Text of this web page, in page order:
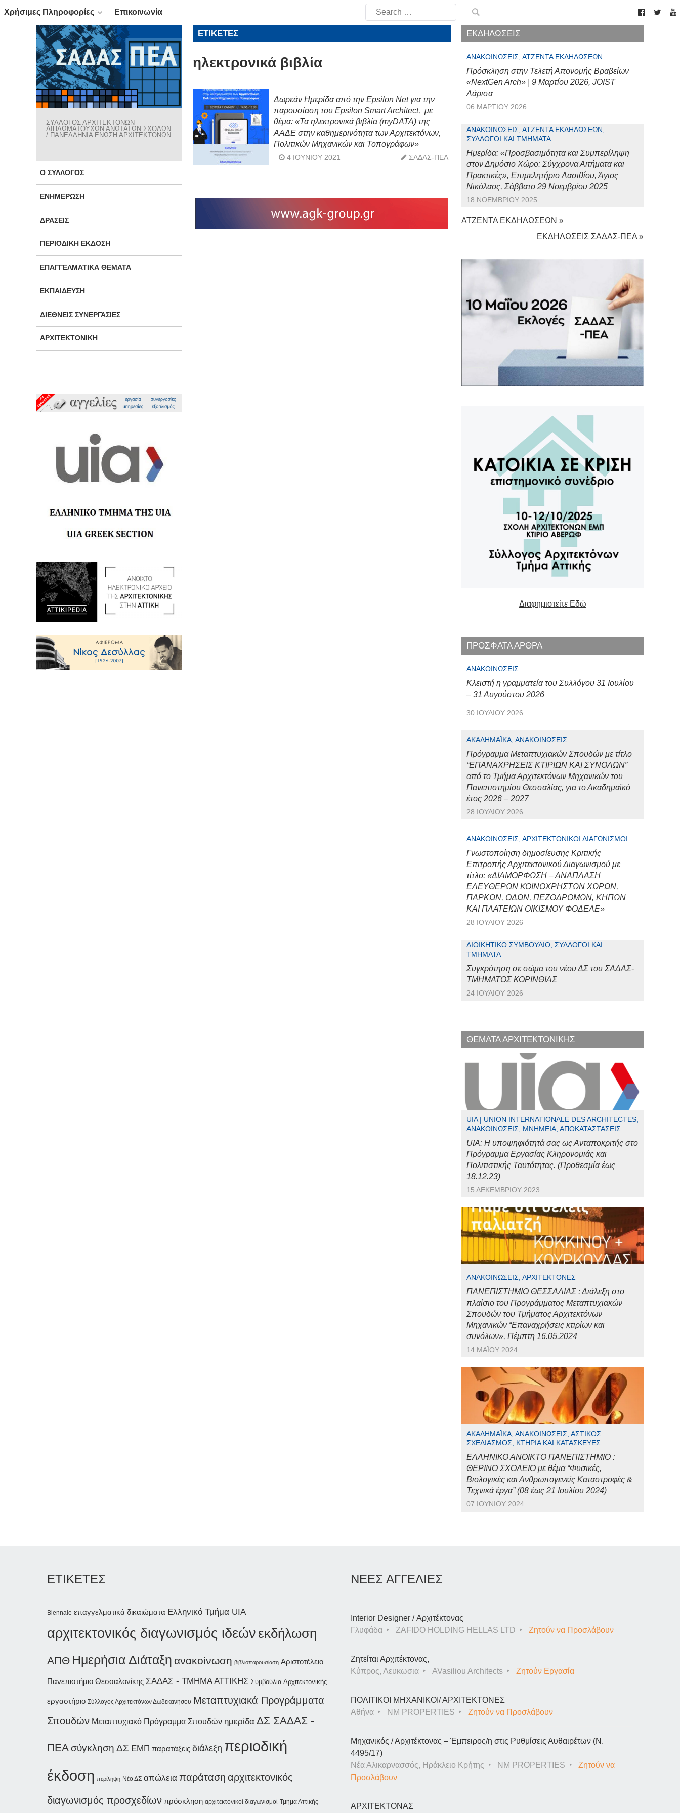
Χρήσιμες Πληροφορίες Επικοινωνία
Search
for:
ΣΥΛΛΟΓΟΣ ΑΡΧΙΤΕΚΤΟΝΩΝ
ΔΙΠΛΩΜΑΤΟΥΧΩΝ ΑΝΩΤΑΤΩΝ ΣΧΟΛΩΝ
/ ΠΑΝΕΛΛΗΝΙΑ ΕΝΩΣΗ ΑΡΧΙΤΕΚΤΟΝΩΝ
Ο ΣΎΛΛΟΓΟΣ
ΕΝΗΜΈΡΩΣΗ
ΔΡΆΣΕΙΣ
ΠΕΡΙΟΔΙΚΉ ΈΚΔΟΣΗ
ΕΠΑΓΓΕΛΜΑΤΙΚΆ ΘΈΜΑΤΑ
ΕΚΠΑΊΔΕΥΣΗ
ΔΙΕΘΝΕΊΣ ΣΥΝΕΡΓΑΣΊΕΣ
ΑΡΧΙΤΕΚΤΟΝΙΚΉ
ΕΤΙΚΈΤΕΣ
ηλεκτρονικά βιβλία
Δωρεάν Ημερίδα από την Epsilon Net για την
παρουσίαση του Epsilon Smart Architect, με
θέμα: «Τα ηλεκτρονικά βιβλία (myDATA) της
ΑΑΔΕ στην καθημερινότητα των Αρχιτεκτόνων,
Πολιτικών Μηχανικών και Τοπογράφων»
4 ΙΟΥΝΊΟΥ 2021 ΣΑΔΑΣ-ΠΕΑ
ΕΚΔΗΛΩΣΕΙΣ
ΑΝΑΚΟΙΝΏΣΕΙΣ, ΑΤΖΈΝΤΑ ΕΚΔΗΛΏΣΕΩΝ
Πρόσκληση στην Τελετή Απονομής Βραβείων
«NextGen Arch» | 9 Μαρτίου 2026, JOIST
Λάρισα
06 ΜΑΡΤΊΟΥ 2026
ΑΝΑΚΟΙΝΏΣΕΙΣ, ΑΤΖΈΝΤΑ ΕΚΔΗΛΏΣΕΩΝ,
ΣΎΛΛΟΓΟΙ ΚΑΙ ΤΜΉΜΑΤΑ
Ημερίδα: «Προσβασιμότητα και Συμπερίληψη
στον Δημόσιο Χώρο: Σύγχρονα Αιτήματα και
Πρακτικές», Επιμελητήριο Λασιθίου, Άγιος
Νικόλαος, Σάββατο 29 Νοεμβρίου 2025
18 ΝΟΕΜΒΡΊΟΥ 2025
ΑΤΖΕΝΤΑ ΕΚΔΗΛΩΣΕΩΝ »
ΕΚΔΗΛΩΣΕΙΣ ΣΑΔΑΣ-ΠΕΑ »
Διαφημιστείτε Εδώ
ΠΡΟΣΦΑΤΑ ΑΡΘΡΑ
ΑΝΑΚΟΙΝΏΣΕΙΣ
Κλειστή η γραμματεία του Συλλόγου 31 Ιουλίου
– 31 Αυγούστου 2026
30 ΙΟΥΛΊΟΥ 2026
ΑΚΑΔΗΜΑΪΚΆ, ΑΝΑΚΟΙΝΏΣΕΙΣ
Πρόγραμμα Μεταπτυχιακών Σπουδών με τίτλο
“ΕΠΑΝΑΧΡΗΣΕΙΣ ΚΤΙΡΙΩΝ ΚΑΙ ΣΥΝΟΛΩΝ”
από το Τμήμα Αρχιτεκτόνων Μηχανικών του
Πανεπιστημίου Θεσσαλίας, για το Ακαδημαϊκό
έτος 2026 – 2027
28 ΙΟΥΛΊΟΥ 2026
ΑΝΑΚΟΙΝΏΣΕΙΣ, ΑΡΧΙΤΕΚΤΟΝΙΚΟΊ ΔΙΑΓΩΝΙΣΜΟΊ
Γνωστοποίηση δημοσίευσης Κριτικής
Επιτροπής Αρχιτεκτονικού Διαγωνισμού με
τίτλο: «ΔΙΑΜΟΡΦΩΣΗ – ΑΝΑΠΛΑΣΗ
ΕΛΕΥΘΕΡΩΝ ΚΟΙΝΟΧΡΗΣΤΩΝ ΧΩΡΩΝ,
ΠΑΡΚΩΝ, ΟΔΩΝ, ΠΕΖΟΔΡΟΜΩΝ, ΚΗΠΩΝ
ΚΑΙ ΠΛΑΤΕΙΩΝ ΟΙΚΙΣΜΟΥ ΦΟΔΕΛΕ»
28 ΙΟΥΛΊΟΥ 2026
ΔΙΟΙΚΗΤΙΚΌ ΣΥΜΒΟΎΛΙΟ, ΣΎΛΛΟΓΟΙ ΚΑΙ
ΤΜΉΜΑΤΑ
Συγκρότηση σε σώμα του νέου ΔΣ του ΣΑΔΑΣ-
ΤΜΗΜΑΤΟΣ ΚΟΡΙΝΘΙΑΣ
24 ΙΟΥΛΊΟΥ 2026
ΘΕΜΑΤΑ ΑΡΧΙΤΕΚΤΟΝΙΚΗΣ
UIA | UNION INTERNATIONALE DES ARCHITECTES,
ΑΝΑΚΟΙΝΏΣΕΙΣ, ΜΝΗΜΕΊΑ, ΑΠΟΚΑΤΑΣΤΆΣΕΙΣ
UIA: Η υποψηφιότητά σας ως Ανταποκριτής στο
Πρόγραμμα Εργασίας Κληρονομιάς και
Πολιτιστικής Ταυτότητας. (Προθεσμία έως
18.12.23)
15 ΔΕΚΕΜΒΡΊΟΥ 2023
ΑΝΑΚΟΙΝΏΣΕΙΣ, ΑΡΧΙΤΈΚΤΟΝΕΣ
ΠΑΝΕΠΙΣΤΗΜΙΟ ΘΕΣΣΑΛΙΑΣ : Διάλεξη στο
πλαίσιο του Προγράμματος Μεταπτυχιακών
Σπουδών του Τμήματος Αρχιτεκτόνων
Μηχανικών “Επαναχρήσεις κτιρίων και
συνόλων», Πέμπτη 16.05.2024
14 ΜΑΪ́ΟΥ 2024
ΑΚΑΔΗΜΑΪΚΆ, ΑΝΑΚΟΙΝΏΣΕΙΣ, ΑΣΤΙΚΌΣ
ΣΧΕΔΙΑΣΜΌΣ, ΚΤΉΡΙΑ ΚΑΙ ΚΑΤΑΣΚΕΥΈΣ
ΕΛΛΗΝΙΚΟ ΑΝΟΙΚΤΟ ΠΑΝΕΠΙΣΤΗΜΙΟ :
ΘΕΡΙΝΟ ΣΧΟΛΕΙΟ με θέμα “Φυσικές,
Βιολογικές και Ανθρωπογενείς Καταστροφές &
Τεχνικά έργα” (08 έως 21 Ιουλίου 2024)
07 ΙΟΥΝΊΟΥ 2024
ΕΤΙΚΕΤΕΣ
Biennale επαγγελματικά δικαιώματα Ελληνικό Τμήμα UIA
αρχιτεκτονικός διαγωνισμός ιδεών εκδήλωση
ΑΠΘ Ημερήσια Διάταξη ανακοίνωση βιβλιοπαρουσίαση Αριστοτέλειο
Πανεπιστήμιο Θεσσαλονίκης ΣΑΔΑΣ - ΤΜΗΜΑ ΑΤΤΙΚΗΣ Συμβούλια Αρχιτεκτονικής
εργαστήριο Σύλλογος Αρχιτεκτόνων Δωδεκανήσου Μεταπτυχιακά Προγράμματα
Σπουδών Μεταπτυχιακό Πρόγραμμα Σπουδών ημερίδα ΔΣ ΣΑΔΑΣ -
ΠΕΑ σύγκληση ΔΣ ΕΜΠ παρατάξεις διάλεξη περιοδική
έκδοση περίληψη Νέο ΔΣ απώλεια παράταση αρχιτεκτονικός
διαγωνισμός προσχεδίων πρόσκληση αρχιτεκτονικοί διαγωνισμοί Τμήμα Αττικής
ΝΕΕΣ ΑΓΓΕΛΙΕΣ
Interior Designer / Αρχιτέκτονας
Γλυφάδα
ZAFIDO HOLDING HELLAS LTD Ζητούν να Προσλάβουν
Ζητείται Αρχιτέκτονας,
Κύπρος, Λευκωσια
AVasiliou Architects Ζητούν Εργασία
ΠΟΛΙΤΙΚΟΙ ΜΗΧΑΝΙΚΟΙ/ ΑΡΧΙΤΕΚΤΟΝΕΣ
Αθήνα
NM PROPERTIES Ζητούν να Προσλάβουν
Μηχανικός / Αρχιτέκτονας – Έμπειρος/η στις Ρυθμίσεις Αυθαιρέτων (Ν.
4495/17)
Νέα Αλικαρνασσός, Ηράκλειο Κρήτης
NM PROPERTIES
Ζητούν να
Προσλάβουν
ΑΡΧΙΤΕΚΤΟΝΑΣ